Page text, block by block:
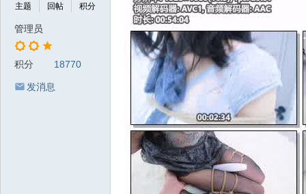
主题
回帖
积分
管理员
积分 18770
发消息